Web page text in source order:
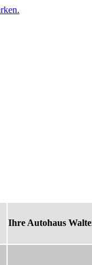
Ihre Autohaus